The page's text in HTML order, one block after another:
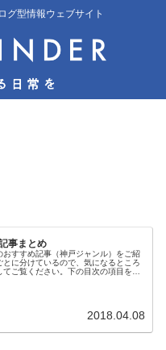
グ型情報ウェブサイト
事まとめ
おすすめ記事（神戸ジャンル）をご紹
とに分けているので、気になるところ
ご覧ください。下の目次の項目をク
2018.04.08